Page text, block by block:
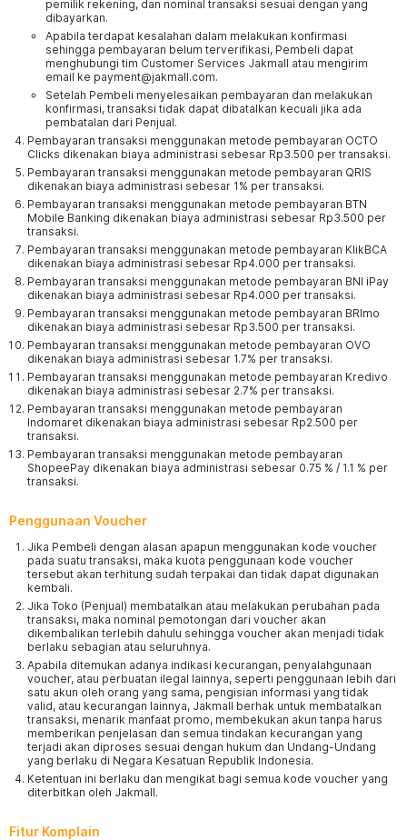
pemilik rekening, dan nominal transaksi sesuai dengan yang
dibayarkan.
Apabila terdapat kesalahan dalam melakukan konfirmasi
sehingga pembayaran belum terverifikasi, Pembeli dapat
menghubungi tim Customer Services Jakmall atau mengirim
email ke payment@jakmall.com.
Setelah Pembeli menyelesaikan pembayaran dan melakukan
konfirmasi, transaksi tidak dapat dibatalkan kecuali jika ada
pembatalan dari Penjual.
Pembayaran transaksi menggunakan metode pembayaran OCTO
Clicks dikenakan biaya administrasi sebesar Rp3.500 per transaksi.
Pembayaran transaksi menggunakan metode pembayaran QRIS
dikenakan biaya administrasi sebesar 1% per transaksi.
Pembayaran transaksi menggunakan metode pembayaran BTN
Mobile Banking dikenakan biaya administrasi sebesar Rp3.500 per
transaksi.
Pembayaran transaksi menggunakan metode pembayaran KlikBCA
dikenakan biaya administrasi sebesar Rp4.000 per transaksi.
Pembayaran transaksi menggunakan metode pembayaran BNI iPay
dikenakan biaya administrasi sebesar Rp4.000 per transaksi.
Pembayaran transaksi menggunakan metode pembayaran BRImo
dikenakan biaya administrasi sebesar Rp3.500 per transaksi.
Pembayaran transaksi menggunakan metode pembayaran OVO
dikenakan biaya administrasi sebesar 1.7% per transaksi.
Pembayaran transaksi menggunakan metode pembayaran Kredivo
dikenakan biaya administrasi sebesar 2.7% per transaksi.
Pembayaran transaksi menggunakan metode pembayaran
Indomaret dikenakan biaya administrasi sebesar Rp2.500 per
transaksi.
Pembayaran transaksi menggunakan metode pembayaran
ShopeePay dikenakan biaya administrasi sebesar 0.75 % / 1.1 % per
transaksi.
Penggunaan Voucher
Jika Pembeli dengan alasan apapun menggunakan kode voucher
pada suatu transaksi, maka kuota penggunaan kode voucher
tersebut akan terhitung sudah terpakai dan tidak dapat digunakan
kembali.
Jika Toko (Penjual) membatalkan atau melakukan perubahan pada
transaksi, maka nominal pemotongan dari voucher akan
dikembalikan terlebih dahulu sehingga voucher akan menjadi tidak
berlaku sebagian atau seluruhnya.
Apabila ditemukan adanya indikasi kecurangan, penyalahgunaan
voucher, atau perbuatan ilegal lainnya, seperti penggunaan lebih dari
satu akun oleh orang yang sama, pengisian informasi yang tidak
valid, atau kecurangan lainnya, Jakmall berhak untuk membatalkan
transaksi, menarik manfaat promo, membekukan akun tanpa harus
memberikan penjelasan dan semua tindakan kecurangan yang
terjadi akan diproses sesuai dengan hukum dan Undang-Undang
yang berlaku di Negara Kesatuan Republik Indonesia.
Ketentuan ini berlaku dan mengikat bagi semua kode voucher yang
diterbitkan oleh Jakmall.
Fitur Komplain